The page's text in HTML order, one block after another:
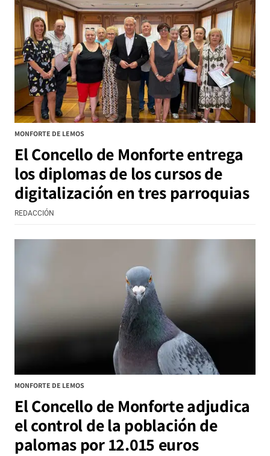
MONFORTE DE LEMOS
El Concello de Monforte entrega
los diplomas de los cursos de
digitalización en tres parroquias
REDACCIÓN
MONFORTE DE LEMOS
El Concello de Monforte adjudica
el control de la población de
palomas por 12.015 euros